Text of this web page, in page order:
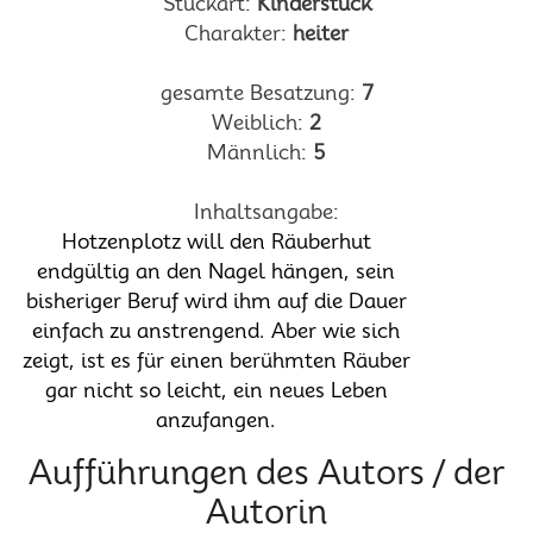
Charakter: heiter
gesamte Besatzung: 7
Weiblich: 2
Männlich: 5
Inhaltsangabe:
Hotzenplotz will den Räuberhut
endgültig an den Nagel hängen, sein
bisheriger Beruf wird ihm auf die Dauer
einfach zu anstrengend. Aber wie sich
zeigt, ist es für einen berühmten Räuber
gar nicht so leicht, ein neues Leben
anzufangen.
Aufführungen des Autors / der
Autorin